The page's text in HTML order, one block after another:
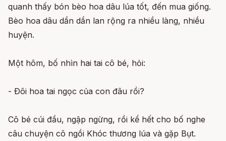
quanh thấy bón bèo hoa dâu lúa tốt, đến mua giống.
Bèo hoa dâu dần dần lan rộng ra nhiều làng, nhiều
huyện.
Một hôm, bố nhìn hai tai cô bé, hỏi:
- Ðôi hoa tai ngọc của con đâu rồi?
Cô bé cúi đầu, ngập ngừng, rồi kể hết cho bố nghe
câu chuyện cô ngồi Khóc thương lúa và gặp Bụt.